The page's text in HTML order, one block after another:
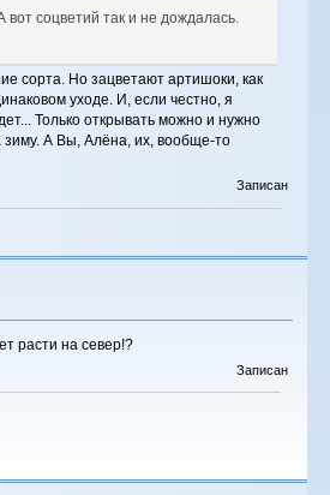
соцветий так и не дождалась.
сорта. Но зацветают артишоки, как
уходе. И, если честно, я
Только открывать можно и нужно
А Вы, Алёна, их, вообще-то
Записан
расти на север!?
Записан